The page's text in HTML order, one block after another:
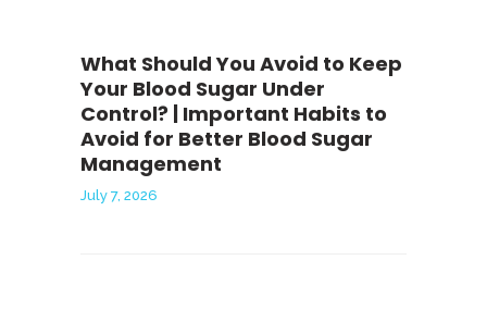
What Should You Avoid to Keep
Your Blood Sugar Under
Control? | Important Habits to
Avoid for Better Blood Sugar
Management
July 7, 2026